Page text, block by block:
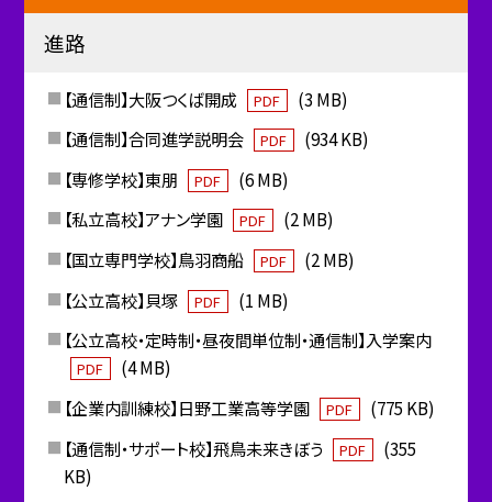
進路
【通信制】大阪つくば開成 PDF
(3 MB)
【通信制】合同進学説明会
PDF
(934 KB)
【専修学校】東朋
PDF
(6 MB)
【私立高校】アナン学園
PDF
(2 MB)
【国立専門学校】鳥羽商船
PDF
(2 MB)
【公立高校】貝塚
PDF
(1 MB)
【公立高校・定時制・昼夜間単位制・通信制】入学案内
PDF
(4 MB)
【企業内訓練校】日野工業高等学園
PDF
(775 KB)
【通信制・サポート校】飛鳥未来きぼう
PDF
(355
KB)